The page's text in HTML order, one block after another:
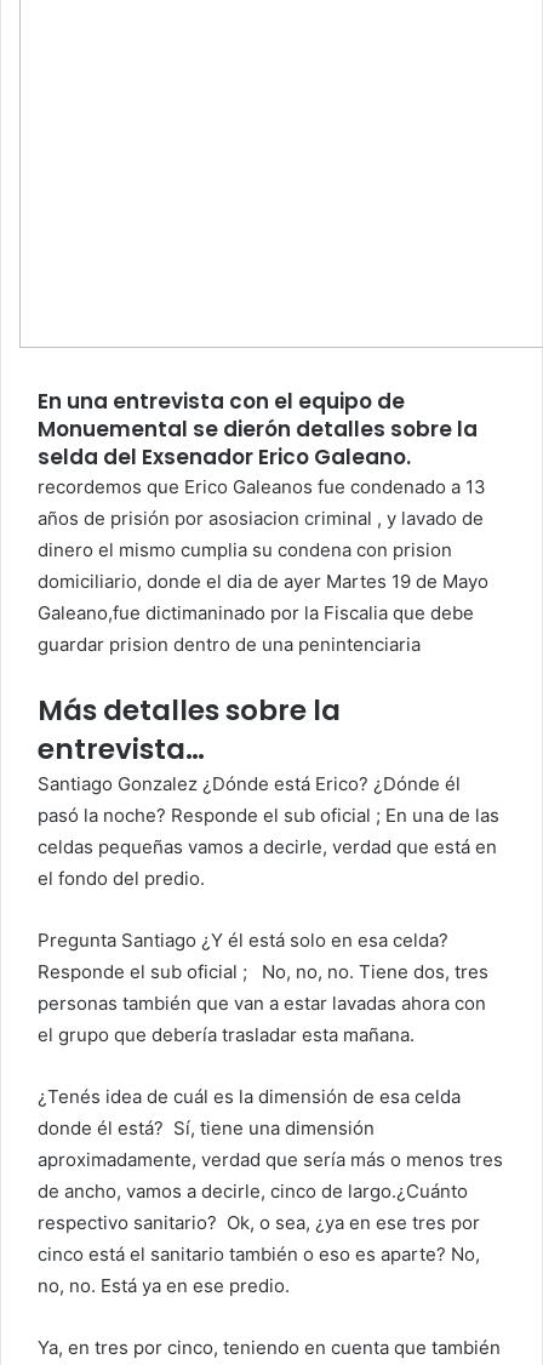
En una entrevista con el equipo de
Monuemental se dierón detalles sobre la
selda del Exsenador Erico Galeano.
recordemos que Erico Galeanos fue condenado a 13
años de prisión por asosiacion criminal , y lavado de
dinero el mismo cumplia su condena con prision
domiciliario, donde el dia de ayer Martes 19 de Mayo
Galeano,fue dictimaninado por la Fiscalia que debe
guardar prision dentro de una penintenciaria
Más detalles sobre la
entrevista…
Santiago Gonzalez ¿Dónde está Erico? ¿Dónde él
pasó la noche? Responde el sub oficial ; En una de las
celdas pequeñas vamos a decirle, verdad que está en
el fondo del predio.
Pregunta Santiago ¿Y él está solo en esa celda?
Responde el sub oficial ;
No, no, no. Tiene dos, tres
personas también que van a estar lavadas ahora con
el grupo que debería trasladar esta mañana.
¿Tenés idea de cuál es la dimensión de esa celda
donde él está? Sí, tiene una dimensión
aproximadamente, verdad que sería más o menos tres
de ancho, vamos a decirle, cinco de largo.¿Cuánto
respectivo sanitario? Ok, o sea, ¿ya en ese tres por
cinco está el sanitario también o eso es aparte? No,
no, no. Está ya en ese predio.
Ya, en tres por cinco, teniendo en cuenta que también